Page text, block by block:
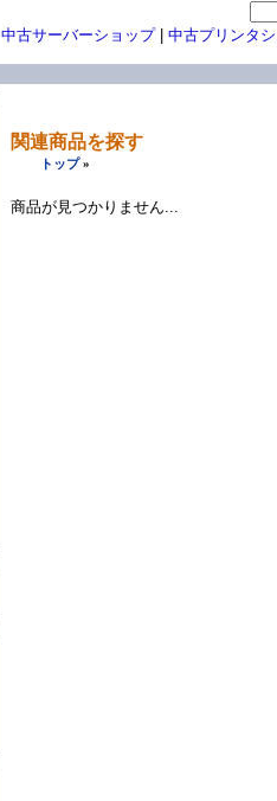
関連商品を探す
トップ»
商品が見つかりません...
中古サーバーショップ| 中古プリンタ